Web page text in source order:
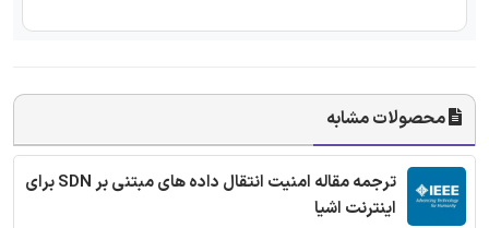
محصولات مشابه
ترجمه مقاله امنیت انتقال داده های مبتنی بر SDN برای
اینترنت اشیا